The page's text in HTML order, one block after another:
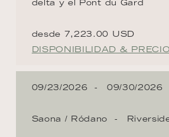
delta y el Pont du Gard
desde 7,223.00 USD
DISPONIBILIDAD &
09/23/2026 09/30/2026
Saona / Ródano